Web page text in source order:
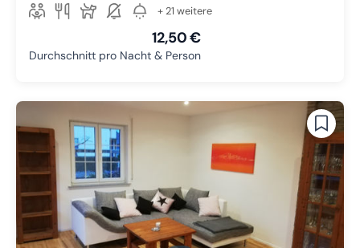
+ 21 weitere
12,50 €
Durchschnitt pro Nacht & Person